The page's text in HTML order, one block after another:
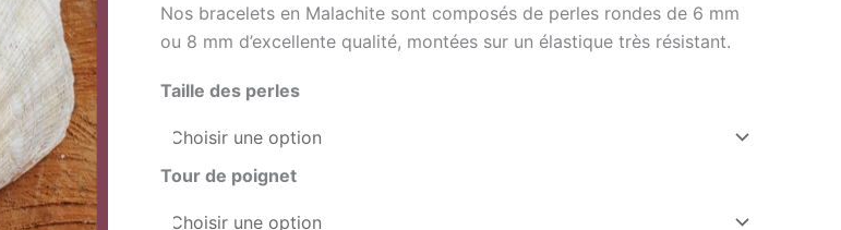
Nos bracelets en Malachite sont composés de perles rondes de 6 mm
ou 8 mm d’excellente qualité, montées sur un élastique très résistant.
Taille des perles
Tour de poignet